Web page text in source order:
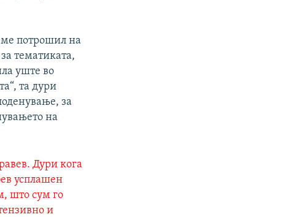
потрошил на
тематиката,
уште во
та дури
за
на
Дури кога
усплашен
што сум го
и